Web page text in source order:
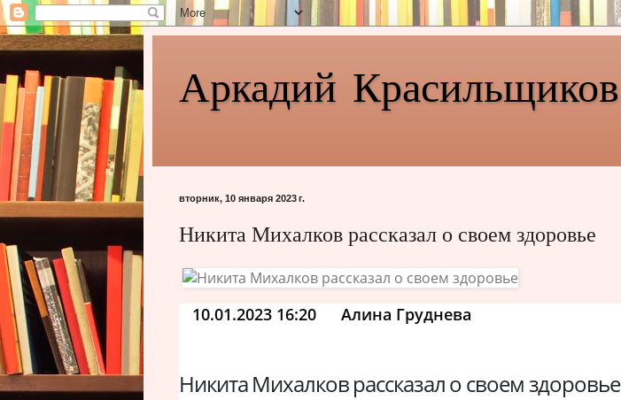
Аркадий Красильщиков
вторник, 10 января 2023 г.
Никита Михалков рассказал о своем здоровье
10.01.2023 16:20 Алина Груднева
Никита Михалков рассказал о своем здоровье